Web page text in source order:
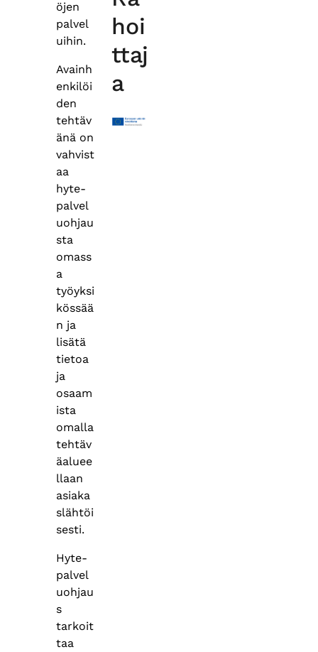
öjen
palvel
uihin.
Avainh
enkilöi
den
tehtäv
änä on
vahvist
aa
hyte-
palvel
uohjau
sta
omass
a
työyksi
kössää
n ja
lisätä
tietoa
ja
osaam
ista
omalla
tehtäv
äaluee
llaan
asiaka
slähtöi
sesti.
Hyte-
palvel
uohjau
s
tarkoit
taa
hoi
ttaj
a